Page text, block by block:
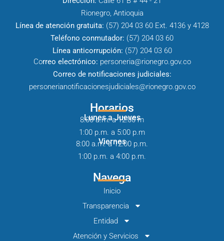
Rionegro, Antioquia
Línea de atención gratuita: (57) 204 03 60 Ext. 4136 y 4128
Teléfono conmutador: (57) 204 03 60
Línea anticorrupción: (57) 204 03 60
Correo electrónico: personeria@rionegro.gov.co
Correo de notificaciones judiciales:
personerianotificacionesjudiciales@rionegro.gov.co
Horarios
Lunes a Jueves
8:00 a.m. a 12:00 m
1:00 p.m. a 5:00 p.m
Viernes
8:00 a.m. a 12:00 p.m.
1:00 p.m. a 4:00 p.m.
Navega
Inicio
Transparencia
Entidad
Atención y Servicios